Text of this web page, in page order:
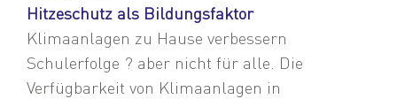
Hitzeschutz als Bildungsfaktor
Klimaanlagen zu Hause verbessern
Schulerfolge ? aber nicht für alle. Die
Verfügbarkeit von Klimaanlagen in